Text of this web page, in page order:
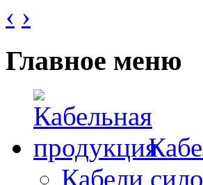
‹ ›
Главное меню
Кабели